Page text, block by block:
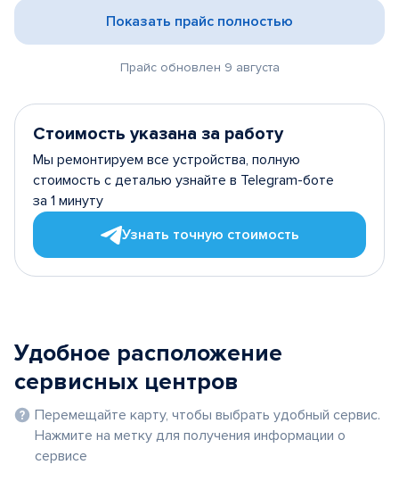
Показать прайс полностью
Прайс обновлен 9 августа
Стоимость указана за работу
Мы ремонтируем все устройства, полную
стоимость с деталью узнайте в Telegram-боте
за 1 минуту
Узнать точную стоимость
Удобное расположение
сервисных центров
Перемещайте карту, чтобы выбрать удобный сервис.
Нажмите на метку для получения информации о
сервисе